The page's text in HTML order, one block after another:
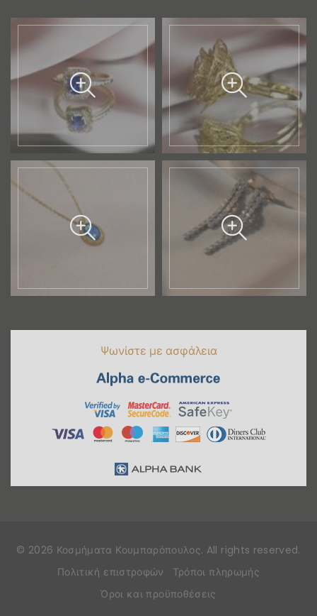
Ψωνίστε με ασφάλεια
© 2026 Κοσμήματα Κουμπαρόπουλος. All rights reserved.
Πολιτική επιστροφών
Τρόποι πληρωμής
Όροι και προϋποθέσεις